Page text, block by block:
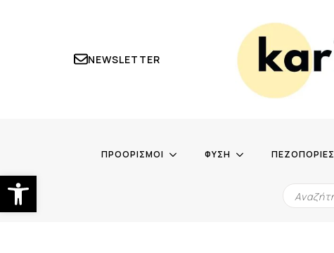
Ανοίξτε τη γραμμή εργαλείων
NEWSLETTER
ΠΡΟΟΡΙΣΜΟΙ ΦΥΣΗ ΠΕΖΟΠΟΡΙΕΣ